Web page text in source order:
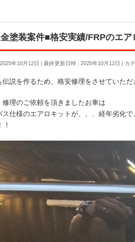
塗装案件■格安実績/FRPのエア
年10月12日 最終更新日時 : 2025年10月12日 カ
伝説を作るため、格安修理をさせていただ
修理のご依頼を頂きましたお車は
ス仕様のエアロキットが、、、経年劣化
！！